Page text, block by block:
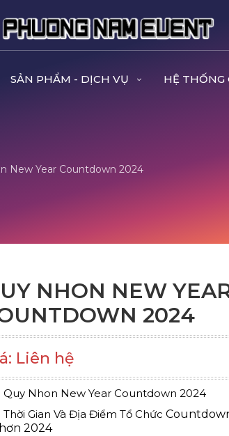
SẢN PHẨM - DỊCH VỤ HỆ
New Year Countdown 2024
NHON NEW
2024
Liên hệ
Quy Nhon New Year Countdown 2024
Thời Gian Và Địa Điểm Tổ Chức
2024